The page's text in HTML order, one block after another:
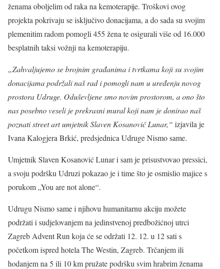
ženama oboljelim od raka na kemoterapije. Troškovi ovog
projekta pokrivaju se isključivo donacijama, a do sada su svojim
plemenitim radom pomogli 455 žena te osigurali više od 16.000
besplatnih taksi vožnji na kemoterapiju.
„Zahvaljujemo se brojnim građanima i tvrtkama koji su svojim
donacijama podržali naš rad i pomogli nam u uređenju novog
prostora Udruge. Oduševljene smo novim prostorom, a ono što
nas posebno veseli je prekrasni mural koji nam je donirao naš
poznati street art umjetnik Slaven Kosanović Lunar,“ izjavila je
Ivana Kalogjera Brkić, predsjednica Udruge Nismo same.
Umjetnik Slaven Kosanović Lunar i sam je prisustvovao pressici,
a svoju podršku Udruzi pokazao je i time što je osmislio majice s
porukom „You are not alone“.
Udrugu Nismo same i njihovu humanitarnu akciju možete
podržati i sudjelovanjem na jedinstvenoj predbožićnoj utrci
Zagreb Advent Run koja će se održati 12. 12. u 12 sati s
početkom ispred hotela The Westin, Zagreb. Trčanjem ili
hodanjem na 5 ili 10 km pružate podršku svim hrabrim ženama